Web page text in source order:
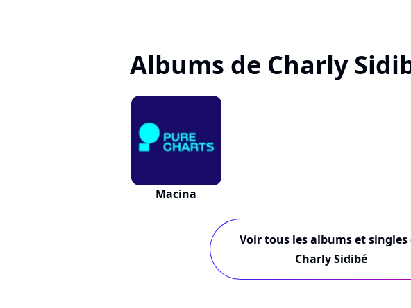
Albums de Charly
Macina
Voir tous les albums et singles
Charly Sidibé